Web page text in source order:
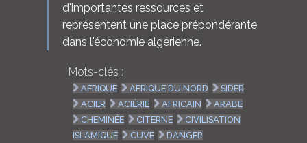
d'importantes ressources et
représentent une place prépondérante
dans l'économie algérienne.
Mots-clés :
AFRIQUE AFRIQUE DU NORD
SIDER
ACIER
ACIÉRIE AFRICAIN
ARABE
CHEMINÉE
CITERNE
CIVILISATION
ISLAMIQUE
CUVE
DANGER